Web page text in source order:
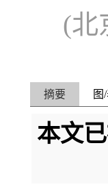
(北
摘要 图
本文